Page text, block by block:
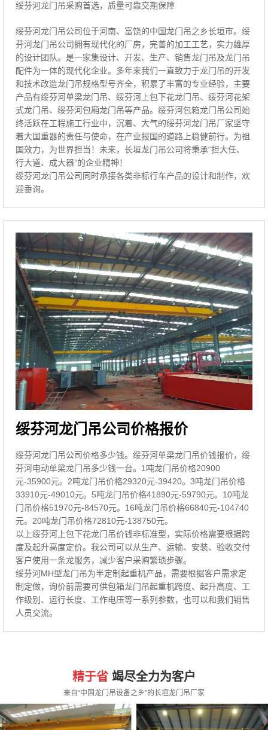
绥芬河龙门吊采购首选，质量可靠交期保障
绥芬河龙门吊公司位于河南、富饶的中国龙门吊之乡长垣市。绥
芬河龙门吊公司拥有现代化的厂房，完善的加工工艺，实力雄厚
的设计团队。是一家集设计、开发、生产、销售龙门吊及龙门吊
配件为一体的现代化企业。多年来我们一直致力于龙门吊的开发
和技术改造龙门吊规格型号齐全，积累了丰富的专业经验，主要
产品有绥芬河单梁龙门吊、绥芬河上包下花龙门吊、绥芬河花架
式龙门吊、绥芬河包厢龙门吊等产品。绥芬河包箱龙门吊公司始
终活跃在工程施工行业中，沉着、大气的绥芬河龙门吊厂家坚守
着大国重器的责任与使命，在产业报国的道路上稳健前行。为祖
国效力，为世界担当！未来，长垣龙门吊公司将秉承“担大任、
行大道、成大器”的企业精神！
绥芬河龙门吊公司同时承接各类非标行车产品的设计和制作，欢
迎垂询。
绥芬河龙门吊公司价格报价
绥芬河龙门吊公司价格多少钱。绥芬河单梁龙门吊价钱报价，绥
芬河电动单梁龙门吊多少钱一台。1吨龙门吊价格20900
元-35900元。2吨龙门吊价格29320元-39420。3吨龙门吊价格
33910元-49010元。5吨龙门吊价格41890元-59790元。10吨龙
门吊价格51970元-84570元。16吨龙门吊价格66840元-104740
元。20吨龙门吊价格72810元-138750元。
以上绥芬河上包下花龙门吊价钱非标准型，实际价格需要根据跨
度及起升高度定价。我公司可以从生产、运输、安装、验收交付
客户使用一条龙服务，减少客户采购繁琐步骤。
绥芬河MH型龙门吊为半定制起重机产品，需要根据客户需求定
制定做，询价前需要可供包箱龙门吊起重机跨度、起升高度、工
作级别、运行长度、工作电压等一系列参数，也可以和我们销售
人员交流。
精于省 竭尽全力为客户
来自“中国龙门吊设备之乡”的长垣龙门吊厂家